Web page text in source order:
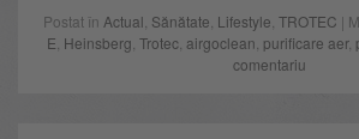
Postat în Actual Sănătate Lifestyle TROTEC |
E Heinsberg Trotec airgoclean purificare aer,
comentariu